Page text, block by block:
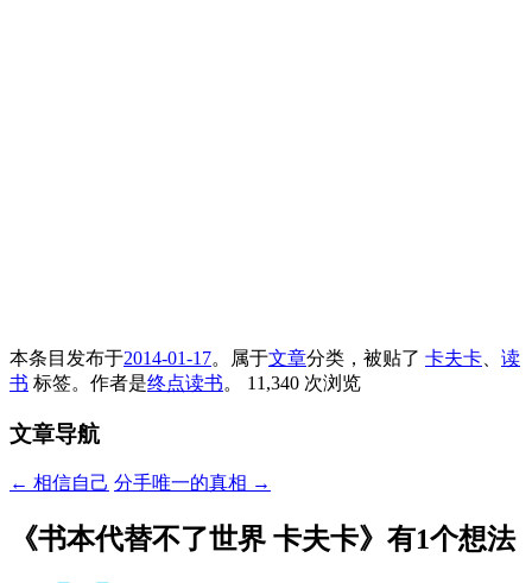
本条目发布于2014-01-17。属于文章分类，被贴了 卡夫卡
读
书 标签。 作者是终点读书。 11,340 次浏览
文章导航
← 相信自己 分手唯一的真相 →
《书本代替不了世界 卡夫卡》有1个想法